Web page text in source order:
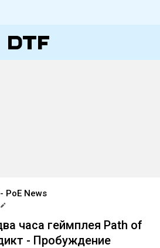
PoE News
часа геймплея Path of
- Пробуждение